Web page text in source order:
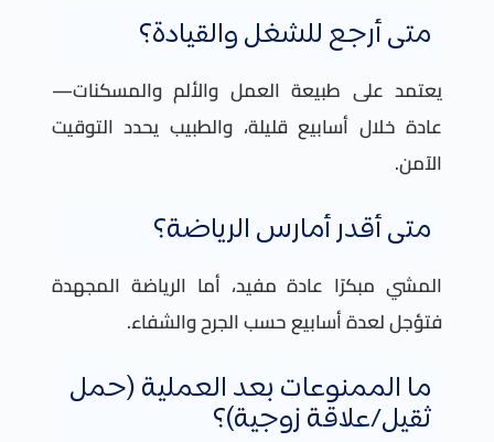
متى أرجع للشغل والقيادة؟
يعتمد على طبيعة العمل والألم والمسكنات—
عادة خلال أسابيع قليلة، والطبيب يحدد التوقيت
الآمن.
متى أقدر أمارس الرياضة؟
المشي مبكرًا عادة مفيد، أما الرياضة المجهدة
فتؤجل لعدة أسابيع حسب الجرح والشفاء.
ما الممنوعات بعد العملية (حمل
ثقيل/علاقة زوجية)؟